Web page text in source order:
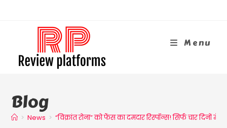
Menu
Blog
> News > “विक्रांत रोना” को फैंस का दमदार रिस्पॉन्स! सिर्फ चार दिनों में